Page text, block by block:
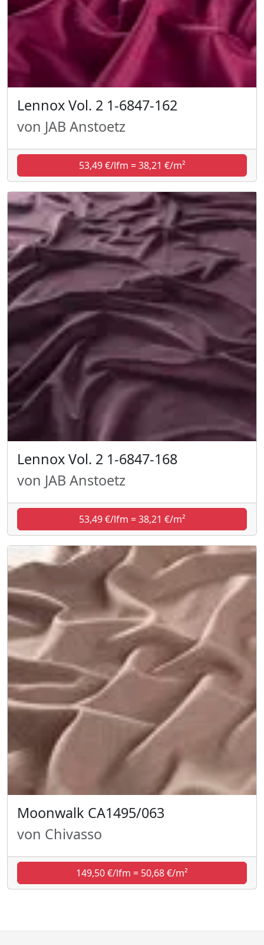
Lennox Vol. 2 1-6847-162
von JAB Anstoetz
53,49 €/lfm = 38,21 €/m²
Lennox Vol. 2 1-6847-168
von JAB Anstoetz
53,49 €/lfm = 38,21 €/m²
Moonwalk CA1495/063
von Chivasso
149,50 €/lfm = 50,68 €/m²